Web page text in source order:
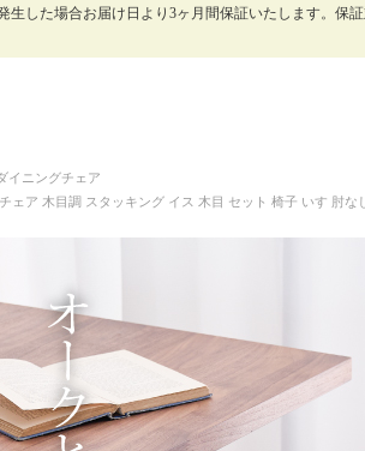
生した場合お届け日より3ヶ月間保証いたします。保
イニングチェア
ェア 木目調 スタッキング イス 木目 セット 椅子 いす 肘な